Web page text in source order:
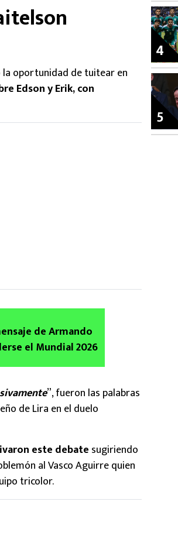
la oportunidad de tuitear en
Edson y Erik, con
de Armando
el Mundial 2026
”, fueron las palabras
de Lira en el duelo
este debatesugiriendo
al Vasco Aguirre quien
tricolor.
4
5